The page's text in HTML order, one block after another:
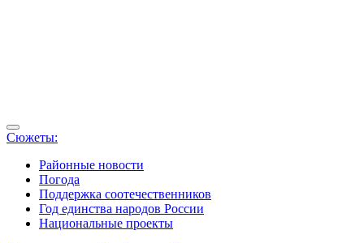
Сюжеты:
Районные новости
Погода
Поддержка соотечественников
Год единства народов России
Национальные проекты